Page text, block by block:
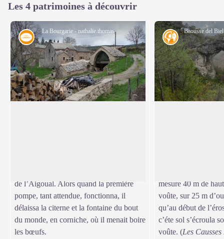
Les 4 patrimoines à découvrir
La Bourgarie - nathalie.thomas
Eau
de l’Aigoual. Alors quand la première
pompe, tant attendue, fonctionna, il
délaissa la citerne et la fontaine du bout
du monde, en corniche, où il menait boire
les bœufs.
Géologie
mesure 40 m de
voûte, sur 25 m
qu’au début de
c’éte sol s’écroula
voûte. (Les